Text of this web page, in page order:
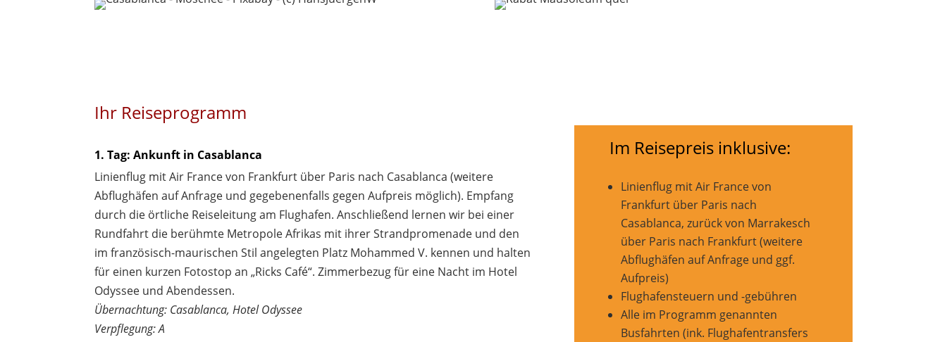
Ihr Reiseprogramm
1. Tag: Ankunft in Casablanca
Linienflug mit Air France von Frankfurt über Paris nach Casablanca (weitere
Abflughäfen auf Anfrage und gegebenenfalls gegen Aufpreis möglich). Empfang
durch die örtliche Reiseleitung am Flughafen. Anschließend lernen wir bei einer
Rundfahrt die berühmte Metropole Afrikas mit ihrer Strandpromenade und den
im französisch-maurischen Stil angelegten Platz Mohammed V. kennen und halten
für einen kurzen Fotostop an „Ricks Café“. Zimmerbezug für eine Nacht im Hotel
Odyssee und Abendessen.
Übernachtung: Casablanca, Hotel Odyssee
Verpflegung: A
Im Reisepreis inklusive:
Linienflug mit Air France von
Frankfurt über Paris nach
Casablanca, zurück von Marrakesch
über Paris nach Frankfurt (weitere
Abflughäfen auf Anfrage und ggf.
Aufpreis)
Flughafensteuern und -gebühren
Alle im Programm genannten
Busfahrten (ink. Flughafentransfers